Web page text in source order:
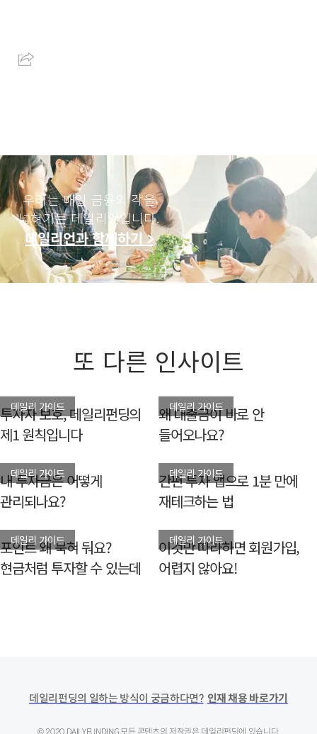
우리는 매일 금융의 각을
넓혀가는 데일리언입니다.
데일리언과 함께하기 >
또 다른 인사이트
데일리 가이드
투자자 보호, 데일리펀딩의
제1 원칙입니다
데일리 가이드
왜 대출금이 바로 안
들어오나요?
데일리 가이드
내 투자금은 어떻게
관리되나요?
데일리 가이드
간편 투자 앱으로 1분 만에
재테크하는 법
데일리 가이드
포인트 왜 묵혀 둬요?
현금처럼 투자할 수 있는데
데일리 가이드
이것만 따라하면 회원가입,
어렵지 않아요!
데일리펀딩의 일하는 방식이 궁금하다면? 인재 채용 바로가기
© 2020 DAILYFUNDING. 모든 콘텐츠의 저작권은 데일리펀딩에 있습니다.